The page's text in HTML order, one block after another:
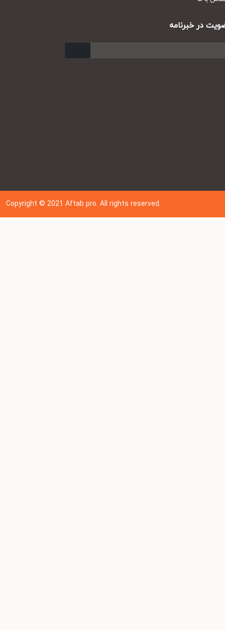
در خبرنامه
Copyright © 202 1Aftab pro. All rights reserved.